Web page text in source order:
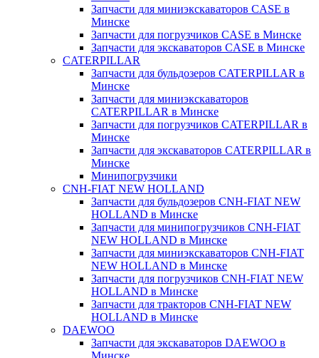
Запчасти для миниэкскаваторов CASE в
Минске
Запчасти для погрузчиков CASE в Минске
Запчасти для экскаваторов CASE в Минске
CATERPILLAR
Запчасти для бульдозеров CATERPILLAR в
Минске
Запчасти для миниэкскаваторов
CATERPILLAR в Минске
Запчасти для погрузчиков CATERPILLAR в
Минске
Запчасти для экскаваторов CATERPILLAR в
Минскe
Минипогрузчики
CNH-FIAT NEW HOLLAND
Запчасти для бульдозеров CNH-FIAT NEW
HOLLAND в Минске
Запчасти для минипогрузчиков CNH-FIAT
NEW HOLLAND в Минске
Запчасти для миниэкскаваторов CNH-FIAT
NEW HOLLAND в Минске
Запчасти для погрузчиков CNH-FIAT NEW
HOLLAND в Минске
Запчасти для тракторов CNH-FIAT NEW
HOLLAND в Минске
DAEWOO
Запчасти для экскаваторов DAEWOO в
Минске